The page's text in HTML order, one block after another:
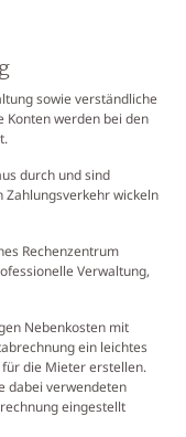
sowie verständliche
Konten werden bei den
durch und sind
wickeln
Rechenzentrum
Verwaltung,
Nebenkosten mit
ein leichtes
die Mieter erstellen.
dabei verwendeten
eingestellt